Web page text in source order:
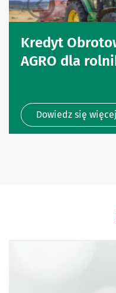
Kredyt
AGRO dla
Dowiedz się więcej